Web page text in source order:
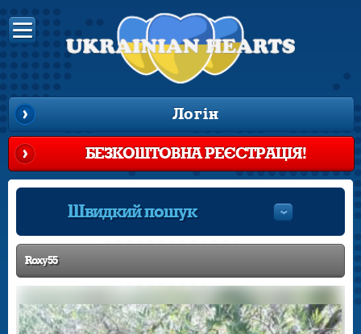
Логін
БЕЗКОШТОВНА РЕЄСТРАЦІЯ!
Швидкий пошук
Roxy55